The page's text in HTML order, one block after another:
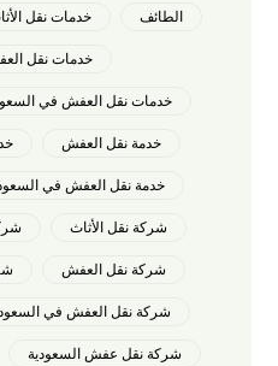
الطائف خدمات نقل
خدمات نقل
خدمات نقل العفش في
خدمة نقل العفش
خدمة نقل العفش في
شركة نقل الأثاث
شركة نقل العفش
شركة نقل العفش في
شركة نقل عفش السعودية